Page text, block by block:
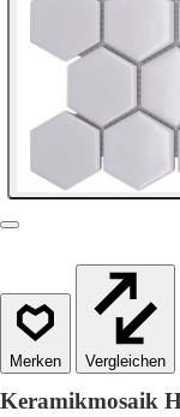
Vergleichen
Keramikmosaik